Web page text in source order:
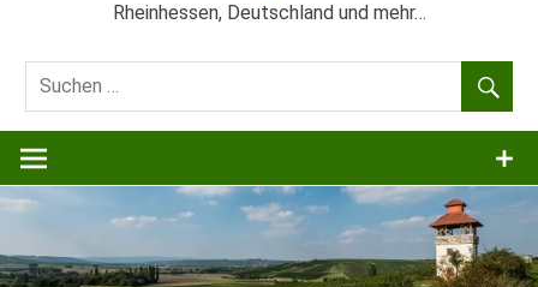
Rheinhessen, Deutschland und mehr…